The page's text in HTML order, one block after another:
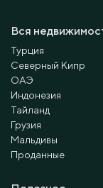
Вся
Турция
Северный Кипр
ОАЭ
Индонезия
Тайланд
Грузия
Мальдивы
Проданные